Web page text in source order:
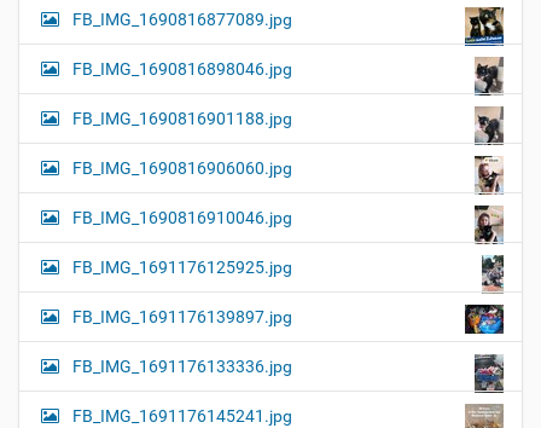
FB_IMG_1690816877089.jpg
FB_IMG_1690816898046.jpg
FB_IMG_1690816901188.jpg
FB_IMG_1690816906060.jpg
FB_IMG_1690816910046.jpg
FB_IMG_1691176125925.jpg
FB_IMG_1691176139897.jpg
FB_IMG_1691176133336.jpg
FB_IMG_1691176145241.jpg